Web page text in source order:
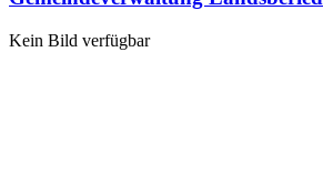
Kein Bild verfügbar